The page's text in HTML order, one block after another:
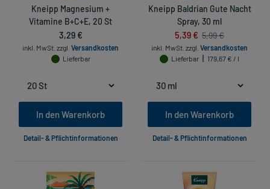
Kneipp Magnesium +
Vitamine B+C+E, 20 St
3,29 €
inkl. MwSt. zzgl. Versandkosten
Lieferbar
In den Warenkorb
Detail- & Pflichtinformationen
Kneipp Baldrian Gute Nacht
Spray, 30 ml
5,39 € 5,99 €
inkl. MwSt. zzgl. Versandkosten
Lieferbar
179,67 € / l
In den Warenkorb
Detail- & Pflichtinformationen